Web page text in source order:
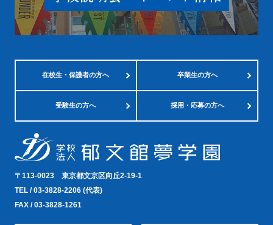
在校生・保護者の方へ 卒業生の方へ
受験生の方へ 採用・応募の方へ
〒113-0023 東京都文京区向丘2-19-1
TEL /03-3828-2206 (代表)
FAX / 03-3828-1261